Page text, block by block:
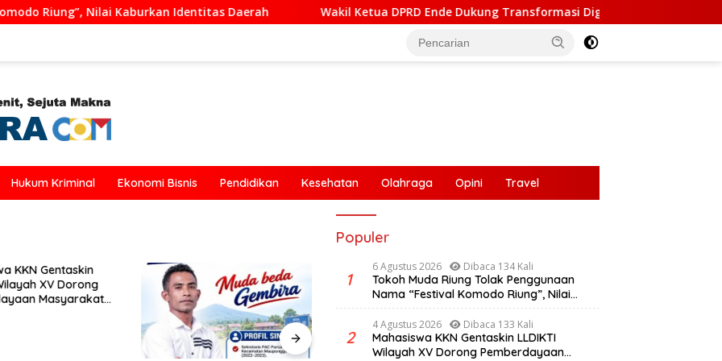
Kaburkan Identitas Daerah Wakil Ketua DPRD Ende Dukung Transformasi Digital, Hadiri Peluncuran ELiA dan
Hukum Kriminal Ekonomi Bisnis Pendidikan Kesehatan Olahraga Opini Travel
KKN Gentaskin
XV Dorong
Masyarakat
Ketika Peluit Kehilangan
Wibawa, Kepercayaan Publik
Ikut Terkikis
Populer
1
6 Agustus 2026 Dibaca 134 Kali
Tokoh Muda Riung Tolak Penggunaan
Nama “Festival Komodo Riung”, Nilai
Kaburkan Identitas Daerah
2
4 Agustus 2026 Dibaca 133 Kali
Mahasiswa KKN Gentaskin LLDIKTI
Wilayah XV Dorong Pemberdayaan